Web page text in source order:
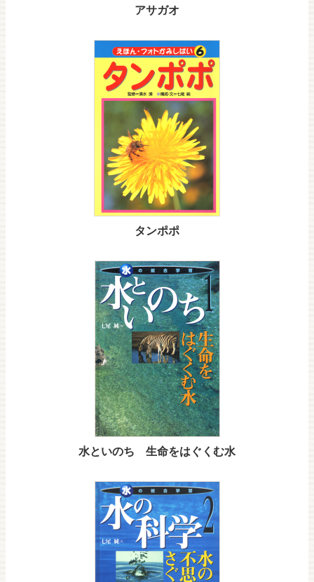
アサガオ
タンポポ
水といのち 生命をはぐくむ水